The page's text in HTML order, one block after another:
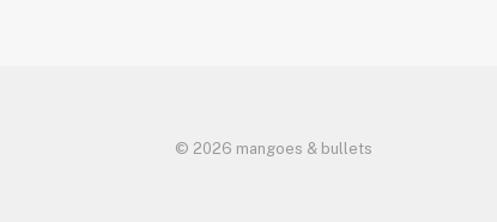
© 2026 mangoes & bullets